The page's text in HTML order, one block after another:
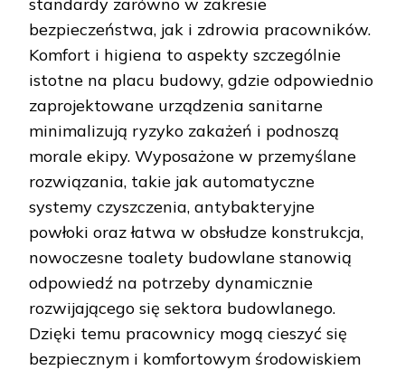
bezpieczeństwa, jak i zdrowia pracowników.
Komfort i higiena to aspekty szczególnie
istotne na placu budowy, gdzie odpowiednio
zaprojektowane urządzenia sanitarne
minimalizują ryzyko zakażeń i podnoszą
morale ekipy. Wyposażone w przemyślane
rozwiązania, takie jak automatyczne
systemy czyszczenia, antybakteryjne
powłoki oraz łatwa w obsłudze konstrukcja,
nowoczesne toalety budowlane stanowią
odpowiedź na potrzeby dynamicznie
rozwijającego się sektora budowlanego.
Dzięki temu pracownicy mogą cieszyć się
bezpiecznym i komfortowym środowiskiem